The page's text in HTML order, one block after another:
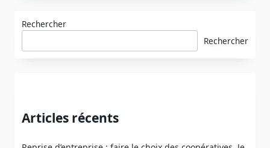
Rechercher
Rechercher
Articles récents